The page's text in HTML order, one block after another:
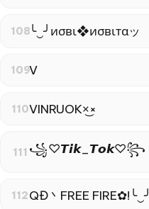
108╰‿╯иσвι❖иσвιтαッ
109V
110VINRUOK×͜×
111 ꧁♡︎𝙏𝙞𝙠_𝙏𝙤𝙠♡︎꧂
112QĐ丶FREE FIRE✿!╰‿╯